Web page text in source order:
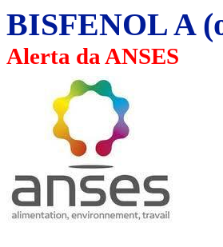
BISFENOL A
Alerta da ANSES